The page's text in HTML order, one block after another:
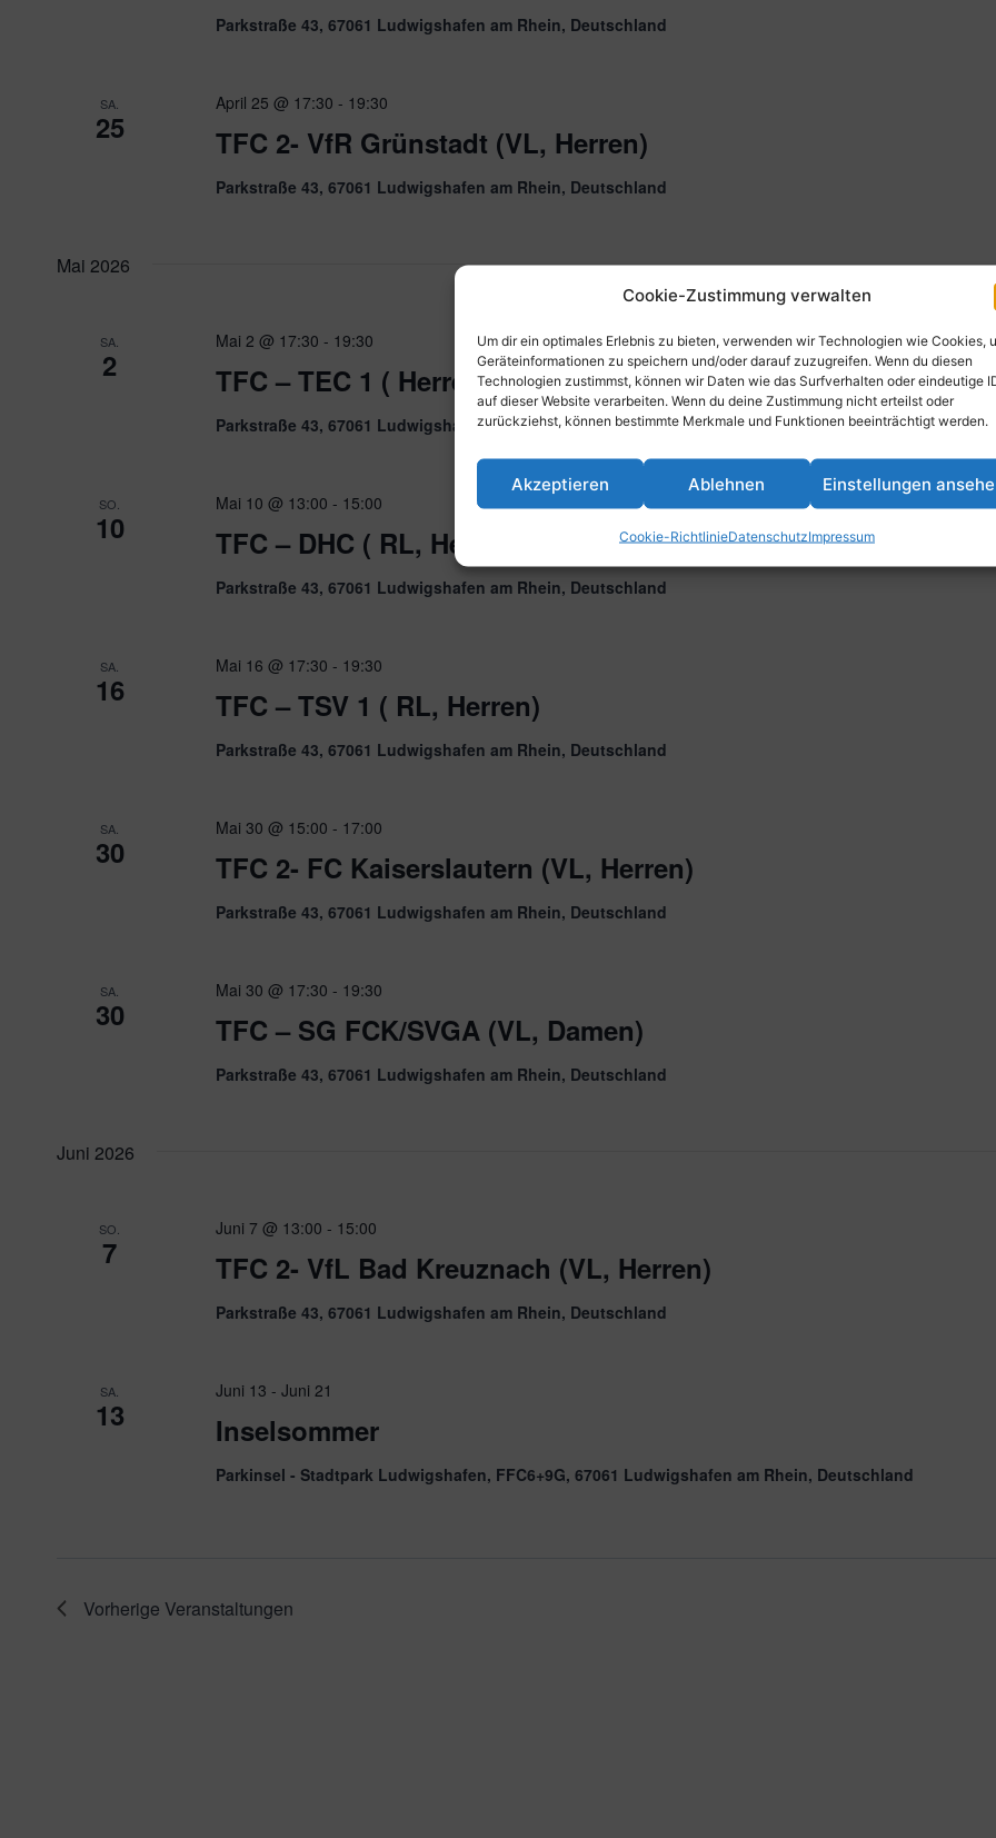
Cookie-Zustimmung verwalten
Um dir ein optimales Erlebnis zu bieten, verwenden wir Technologien wie Cookies,
Geräteinformationen zu speichern und/oder darauf zuzugreifen. Wenn du diesen
Technologien zustimmst, können wir Daten wie das Surfverhalten oder eindeutige
auf dieser Website verarbeiten. Wenn du deine Zustimmung nicht erteilst oder
zurückziehst, können bestimmte Merkmale und Funktionen beeinträchtigt werden.
Akzeptieren Ablehnen Einstellungen
Cookie-RichtlinieDatenschutzImpressum
Parkstraße 43, 67061 Ludwigshafen am Rhein, Deutschland
SA.
25 TFC 2- VfR Grünstadt (VL, Herren)
April 25 @ 17:30 - 19:30
Parkstraße 43, 67061 Ludwigshafen am Rhein, Deutschland
Mai 2026
SA.
2 TFC – TEC 1 ( Herren)
Mai 2 @ 17:30 - 19:30
Parkstraße 43, 67061 Ludwigshafen am Rhein, Deutschland
SO.
10 TFC – DHC ( RL, Herren)
Mai 10 @ 13:00 - 15:00
Parkstraße 43, 67061 Ludwigshafen am Rhein, Deutschland
SA.
16 TFC – TSV 1 ( RL, Herren)
Mai 16 @ 17:30 - 19:30
Parkstraße 43, 67061 Ludwigshafen am Rhein, Deutschland
SA.
30 TFC 2- FC Kaiserslautern (VL, Herren)
Mai 30 @ 15:00 - 17:00
Parkstraße 43, 67061 Ludwigshafen am Rhein, Deutschland
SA.
30 TFC – SG FCK/SVGA (VL, Damen)
Mai 30 @ 17:30 - 19:30
Parkstraße 43, 67061 Ludwigshafen am Rhein, Deutschland
Juni 2026
SO.
7 TFC 2- VfL Bad Kreuznach (VL, Herren)
Juni 7 @ 13:00 - 15:00
Parkstraße 43, 67061 Ludwigshafen am Rhein, Deutschland
SA.
13 Inselsommer
Juni 13 -Juni 21
Parkinsel - Stadtpark Ludwigshafen, FFC6+9G, 67061 Ludwigshafen am Rhein, Deutschland
Vorherige Veranstaltungen